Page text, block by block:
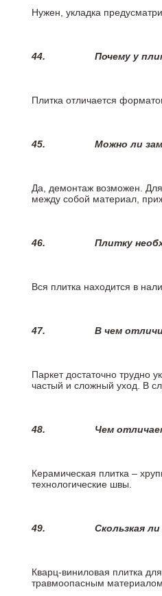
Нужен, укладка
44. Почему у
Плитка отличается
45. Можно ли
Да, демонтаж возможен. Для
между собой материал,
46. Плитку
Вся плитка находится в
47. В чем
Паркет достаточно трудно
частый и сложный уход. В
48. Чем
Керамическая плитка –
технологические швы.
49. Скользкая
Кварц-виниловая плитка
травмоопасным